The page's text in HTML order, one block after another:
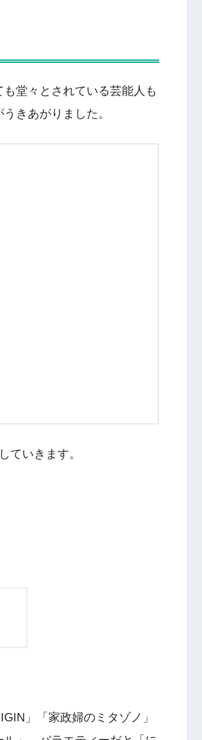
堂々とされている芸能人も
うきあがりました。
ていきます。
」「家政婦のミタゾノ」